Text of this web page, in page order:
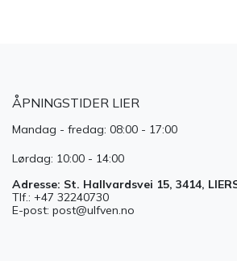
ÅPNINGSTIDER LIER
Mandag - fredag: 08:00 - 17:00
Lørdag: 10:00 - 14:00
Adresse: St. Hallvardsvei 15, 3414,
Tlf.: +47 32240730
E-post: post@ulfven.no